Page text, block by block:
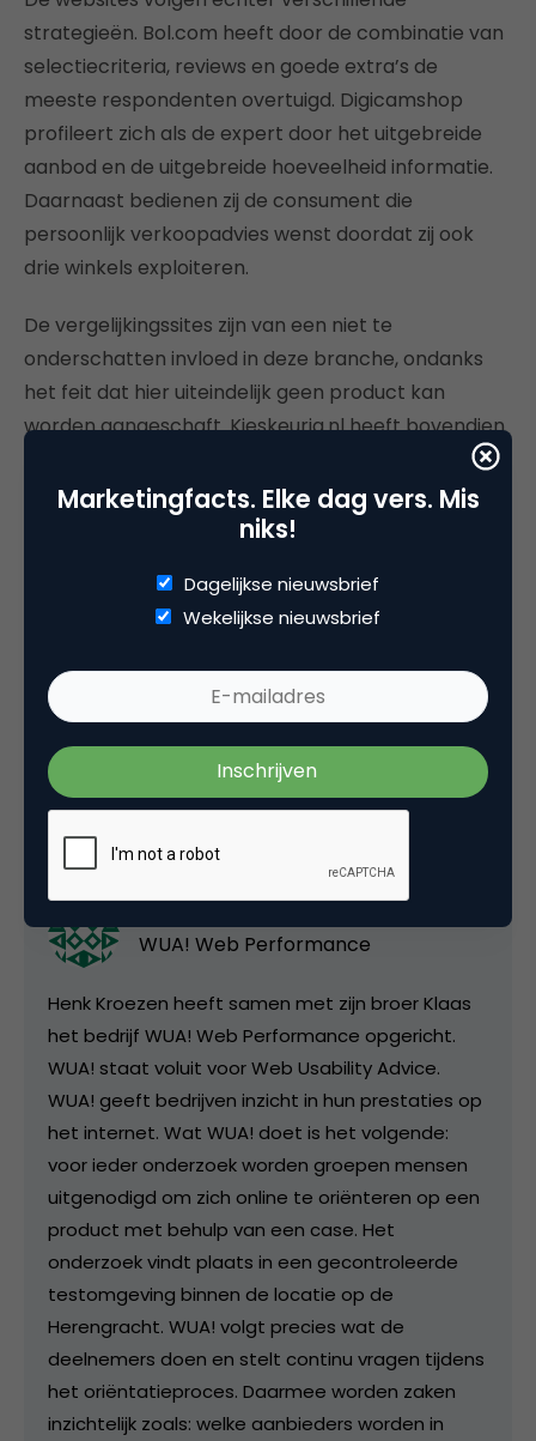
strategieën. Bol.com heeft door de combinatie van
selectiecriteria, reviews en goede extra’s de
meeste respondenten overtuigd. Digicamshop
profileert zich als de expert door het uitgebreide
aanbod en de uitgebreide hoeveelheid informatie.
Daarnaast bedienen zij de consument die
persoonlijk verkoopadvies wenst doordat zij ook
drie winkels exploiteren.
De vergelijkingssites zijn van een niet te
onderschatten invloed in deze branche, ondanks
het feit dat hier uiteindelijk geen product kan
worden aangeschaft. Kieskeurig.nl heeft bovendien
fotografen hun voorkeuren aan kunnen geven.
Hiermee steken zij andere vergelijkingssites als
camera’s naar de kroon.
Deel dit artikel
Kopieer link
WUA! Web Performance
Henk Kroezen heeft samen met zijn broer Klaas
het bedrijf WUA! Web Performance opgericht.
WUA! staat voluit voor Web Usability Advice.
WUA! geeft bedrijven inzicht in hun prestaties op
het internet. Wat WUA! doet is het volgende:
voor ieder onderzoek worden groepen mensen
uitgenodigd om zich online te oriënteren op een
product met behulp van een case. Het
onderzoek vindt plaats in een gecontroleerde
testomgeving binnen de locatie op de
Herengracht. WUA! volgt precies wat de
deelnemers doen en stelt continu vragen tijdens
het oriëntatieproces. Daarmee worden zaken
inzichtelijk zoals: welke aanbieders worden in
Marketingfacts. Elke dag vers. Mis
niks!
Dagelijkse nieuwsbrief
Wekelijkse nieuwsbrief